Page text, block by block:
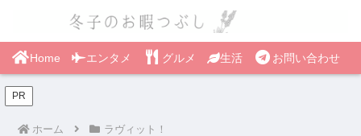
Home エンタメ グルメ 生活 お問い合わせ
PR
ホーム ラヴィット！